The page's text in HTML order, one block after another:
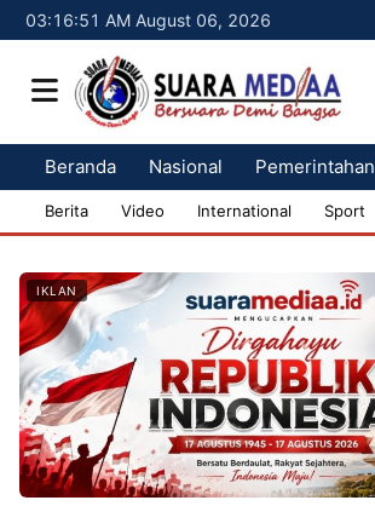
03:16:52 AM August 06, 2026
Beranda Nasional Pemerintahan
Berita Video International Sport
IKLAN